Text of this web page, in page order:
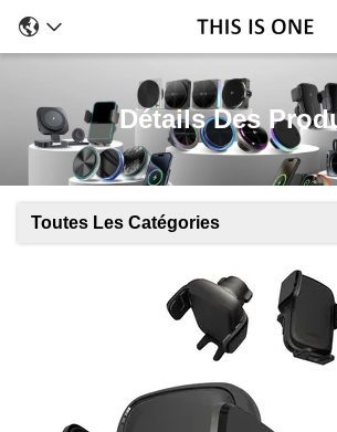
Détails Des
Toutes Les Catégories